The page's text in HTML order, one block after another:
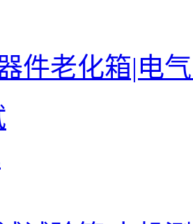
件老化箱|电